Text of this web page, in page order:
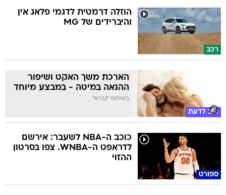
רכב
הוזלה דרמטית לדגמי פלאג אין
והיברידים של MG
טוב לדעת
הארכת משך האקט ושיפור
ההנאה במיטה - במבצע מיוחד
בשיתוף "גברא"
ספורט
כוכב ה-NBA לשעבר: אירשם
לדראפט ה-WNBA. צפו בסרטון
ההזוי